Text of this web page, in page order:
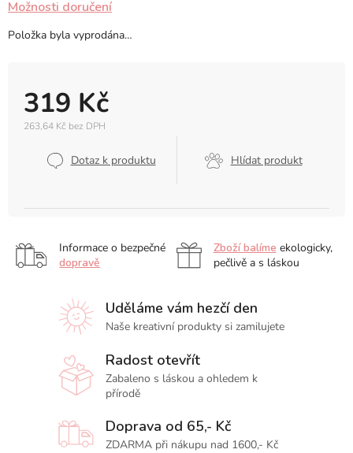
319 Kč
263,64 Kč bez DPH
Dotaz k produktu Hlídat produkt
Možnosti doručení
Položka byla vyprodána…
Informace o bezpečné
dopravě
Zboží balíme ekologicky,
pečlivě a s láskou
Uděláme vám hezčí den
Naše kreativní produkty si zamilujete
Radost otevřít
Zabaleno s láskou a ohledem k
přírodě
Doprava od 65,- Kč
ZDARMA při nákupu nad 1600,- Kč